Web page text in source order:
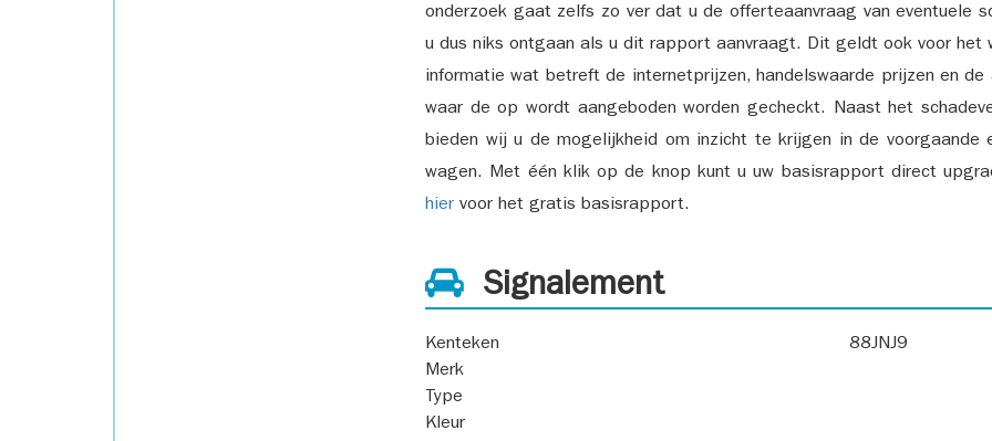
onderzoek gaat zelfs zo ver dat u de offerteaanvraag van eventuele
u dus niks ontgaan als u dit rapport aanvraagt. Dit geldt ook voor
informatie wat betreft de internetprijzen, handelswaarde prijzen en
waar de op wordt aangeboden worden gecheckt. Naast het
bieden wij u de mogelijkheid om inzicht te krijgen in de voorgaande
wagen. Met één klik op de knop kunt u uw basisrapport direct
hier voor het gratis basisrapport.
Signalement
Kenteken
88JNJ9
Merk
Type
Kleur